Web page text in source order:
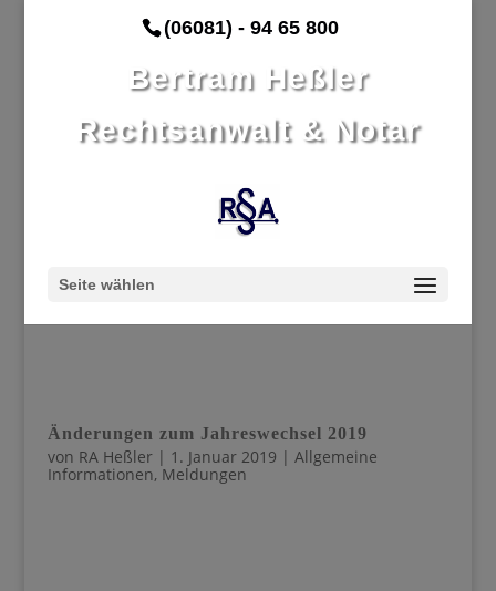
(06081) - 94 65 800
Bertram Heßler
Rechtsanwalt & Notar
Seite wählen
Änderungen zum Jahreswechsel 2019
von RA Heßler| 1. Januar 2019 | Allgemeine
Informationen, Meldungen